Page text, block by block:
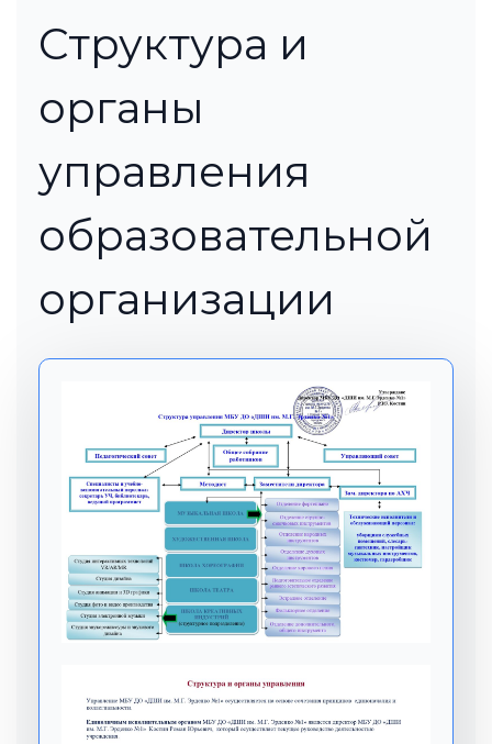
Структура и
органы
управления
образовательной
организации